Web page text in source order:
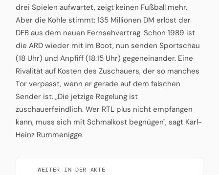
drei Spielen aufwartet, zeigt keinen Fußball mehr.
Aber die Kohle stimmt: 135 Millionen DM erlöst der
DFB aus dem neuen Fernsehvertrag. Schon 1989 ist
die ARD wieder mit im Boot, nun senden Sportschau
(18 Uhr) und Anpfiff (18.15 Uhr) gegeneinander. Eine
Rivalität auf Kosten des Zuschauers, der so manches
Tor verpasst, wenn er gerade auf dem falschen
Sender ist. „Die jetzige Regelung ist
zuschauerfeindlich. Wer RTL plus nicht empfangen
kann, muss sich mit Schmalkost begnügen", sagt Karl-
Heinz Rummenigge.
WEITER IN DER AKTE